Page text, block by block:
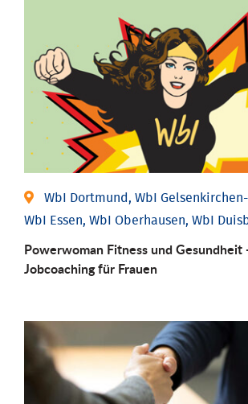
WbI Dortmund, WbI
WbI Essen, WbI Oberhausen, WbI
Powerwoman Fitness und
Job­coaching für Frauen